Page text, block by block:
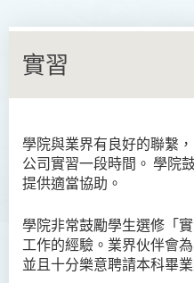
實習
學院與業界有良好的聯繫
公司實習一段時間。 學院
提供適當協助。
學院非常鼓勵學生選修「
工作的經驗。業界伙伴會
並且十分樂意聘請本科畢
語
翻
工